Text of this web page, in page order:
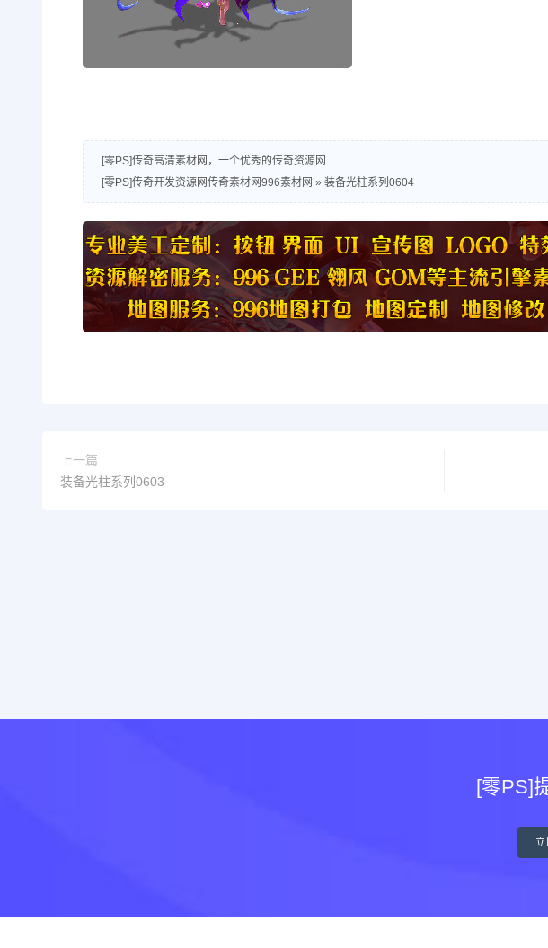
[零PS]传奇高清素材网，一个优秀的传奇资源网
[零PS]传奇开发资源网传奇素材网996素材网 » 装备光柱系列0604
上一篇
装备光柱系列0603
[零PS]
立